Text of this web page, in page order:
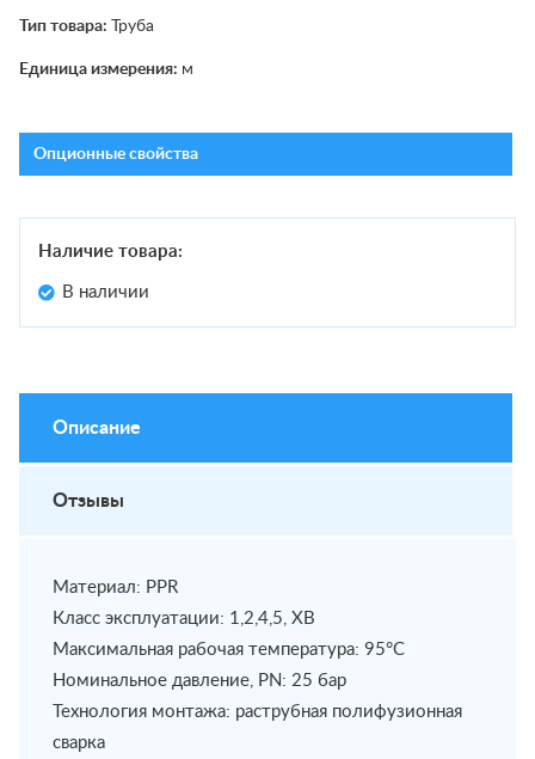
Тип товара: Труба
Единица измерения: м
Опционные свойства
Наличие товара:
В наличии
Описание
Отзывы
Материал: PPR
Класс эксплуатации: 1,2,4,5, ХВ
Максимальная рабочая температура: 95°С
Номинальное давление, PN: 25 бар
Технология монтажа: раструбная полифузионная
сварка